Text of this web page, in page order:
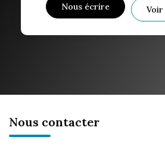
Nous écrire Voir
Nous contacter